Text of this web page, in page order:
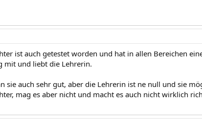
ist auch getestet worden und hat in allen Bereichen
mit und liebt die Lehrerin.
sie auch sehr gut, aber die Lehrerin ist ne null und sie
mag es aber nicht und macht es auch nicht wirklich